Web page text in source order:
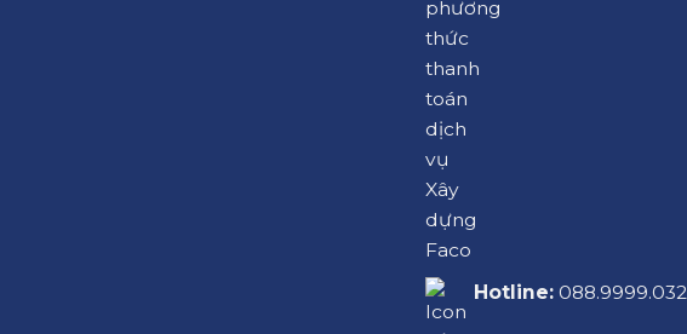
Hotline: 088.9999.032